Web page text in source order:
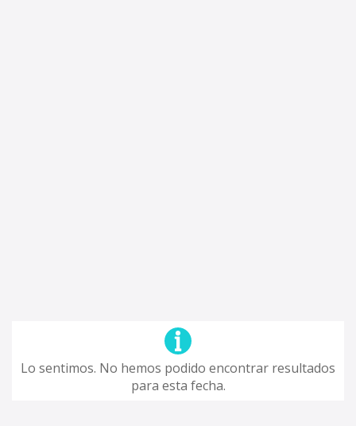
Lo sentimos. No hemos podido encontrar resultados
para esta fecha.